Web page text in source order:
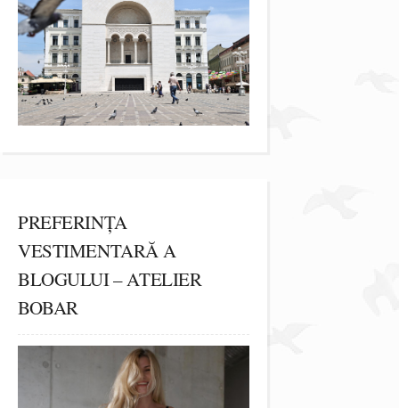
PREFERINȚA
VESTIMENTARĂ A
BLOGULUI – ATELIER
BOBAR